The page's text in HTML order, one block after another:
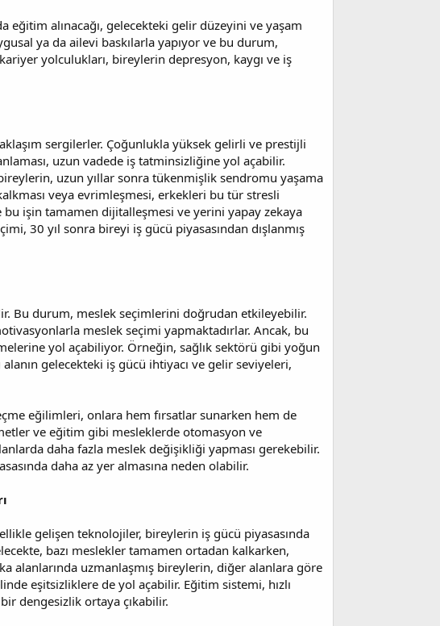
alınacağı, gelecekteki gelir düzeyini ve yaşam
ya da ailevi baskılarla yapıyor ve bu durum,
yolculukları, bireylerin depresyon, kaygı ve iş
sergilerler. Çoğunlukla yüksek gelirli ve prestijli
uzun vadede iş tatminsizliğine yol açabilir.
uzun yıllar sonra tükenmişlik sendromu yaşama
veya evrimleşmesi, erkekleri bu tür stresli
bu işin tamamen dijitalleşmesi ve yerini yapay zekaya
30 yıl sonra bireyi iş gücü piyasasından dışlanmış
Bu durum, meslek seçimlerini doğrudan etkileyebilir.
meslek seçimi yapmaktadırlar. Ancak, bu
yol açabiliyor. Örneğin, sağlık sektörü gibi yoğun
gelecekteki iş gücü ihtiyacı ve gelir seviyeleri,
eğilimleri, onlara hem fırsatlar sunarken hem de
ve eğitim gibi mesleklerde otomasyon ve
daha fazla meslek değişikliği yapması gerekebilir.
daha az yer almasına neden olabilir.
gelişen teknolojiler, bireylerin iş gücü piyasasında
bazı meslekler tamamen ortadan kalkarken,
alanlarında uzmanlaşmış bireylerin, diğer alanlara göre
eşitsizliklere de yol açabilir. Eğitim sistemi, hızlı
dengesizlik ortaya çıkabilir.